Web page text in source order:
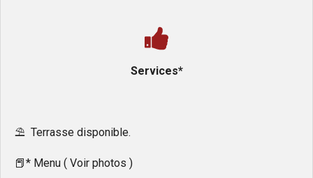
Services*
⛱️ Terrasse disponible.
📕* Menu ( Voir photos )